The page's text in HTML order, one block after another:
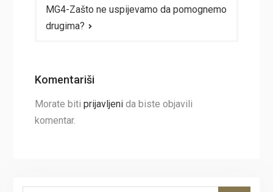
MG4-Zašto ne uspijevamo da pomognemo
drugima?
Komentariši
Morate biti prijavljenida biste objavili
komentar.